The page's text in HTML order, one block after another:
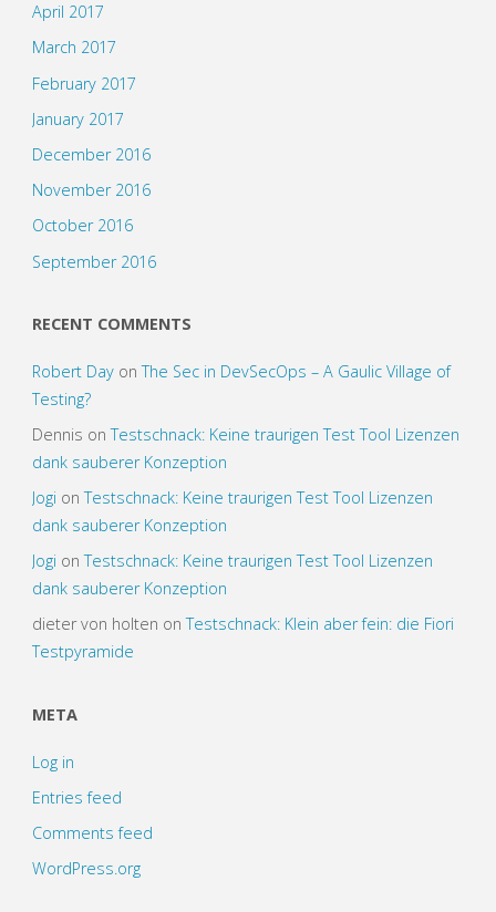
April 2017
March 2017
February 2017
January 2017
December 2016
November 2016
October 2016
September 2016
RECENT COMMENTS
Robert DayonThe Sec in DevSecOps – A Gaulic Village of
Testing?
Dennis onTestschnack: Keine traurigen Test Tool Lizenzen
dank sauberer Konzeption
Jogi onTestschnack: Keine traurigen Test Tool Lizenzen
dank sauberer Konzeption
Jogi onTestschnack: Keine traurigen Test Tool Lizenzen
dank sauberer Konzeption
dieter von holten onTestschnack: Klein aber fein: die Fiori
Testpyramide
META
Log in
Entries feed
Comments feed
WordPress.org